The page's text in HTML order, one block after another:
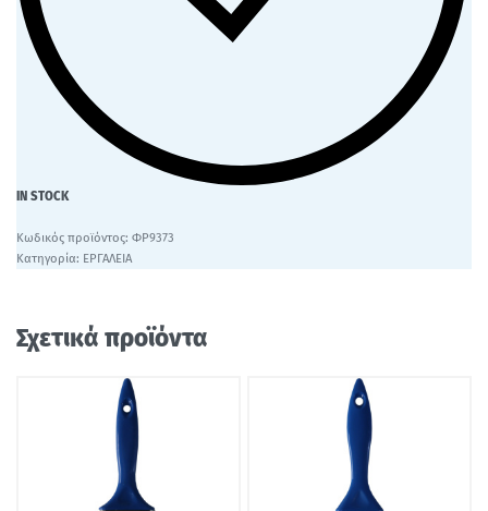
IN STOCK
ΦΡ9373
Κατηγορία: ΕΡΓΑΛΕΙΑ
Σχετικά προϊόντα